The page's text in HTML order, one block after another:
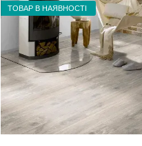
ТОВАР В НАЯВНОСТІ